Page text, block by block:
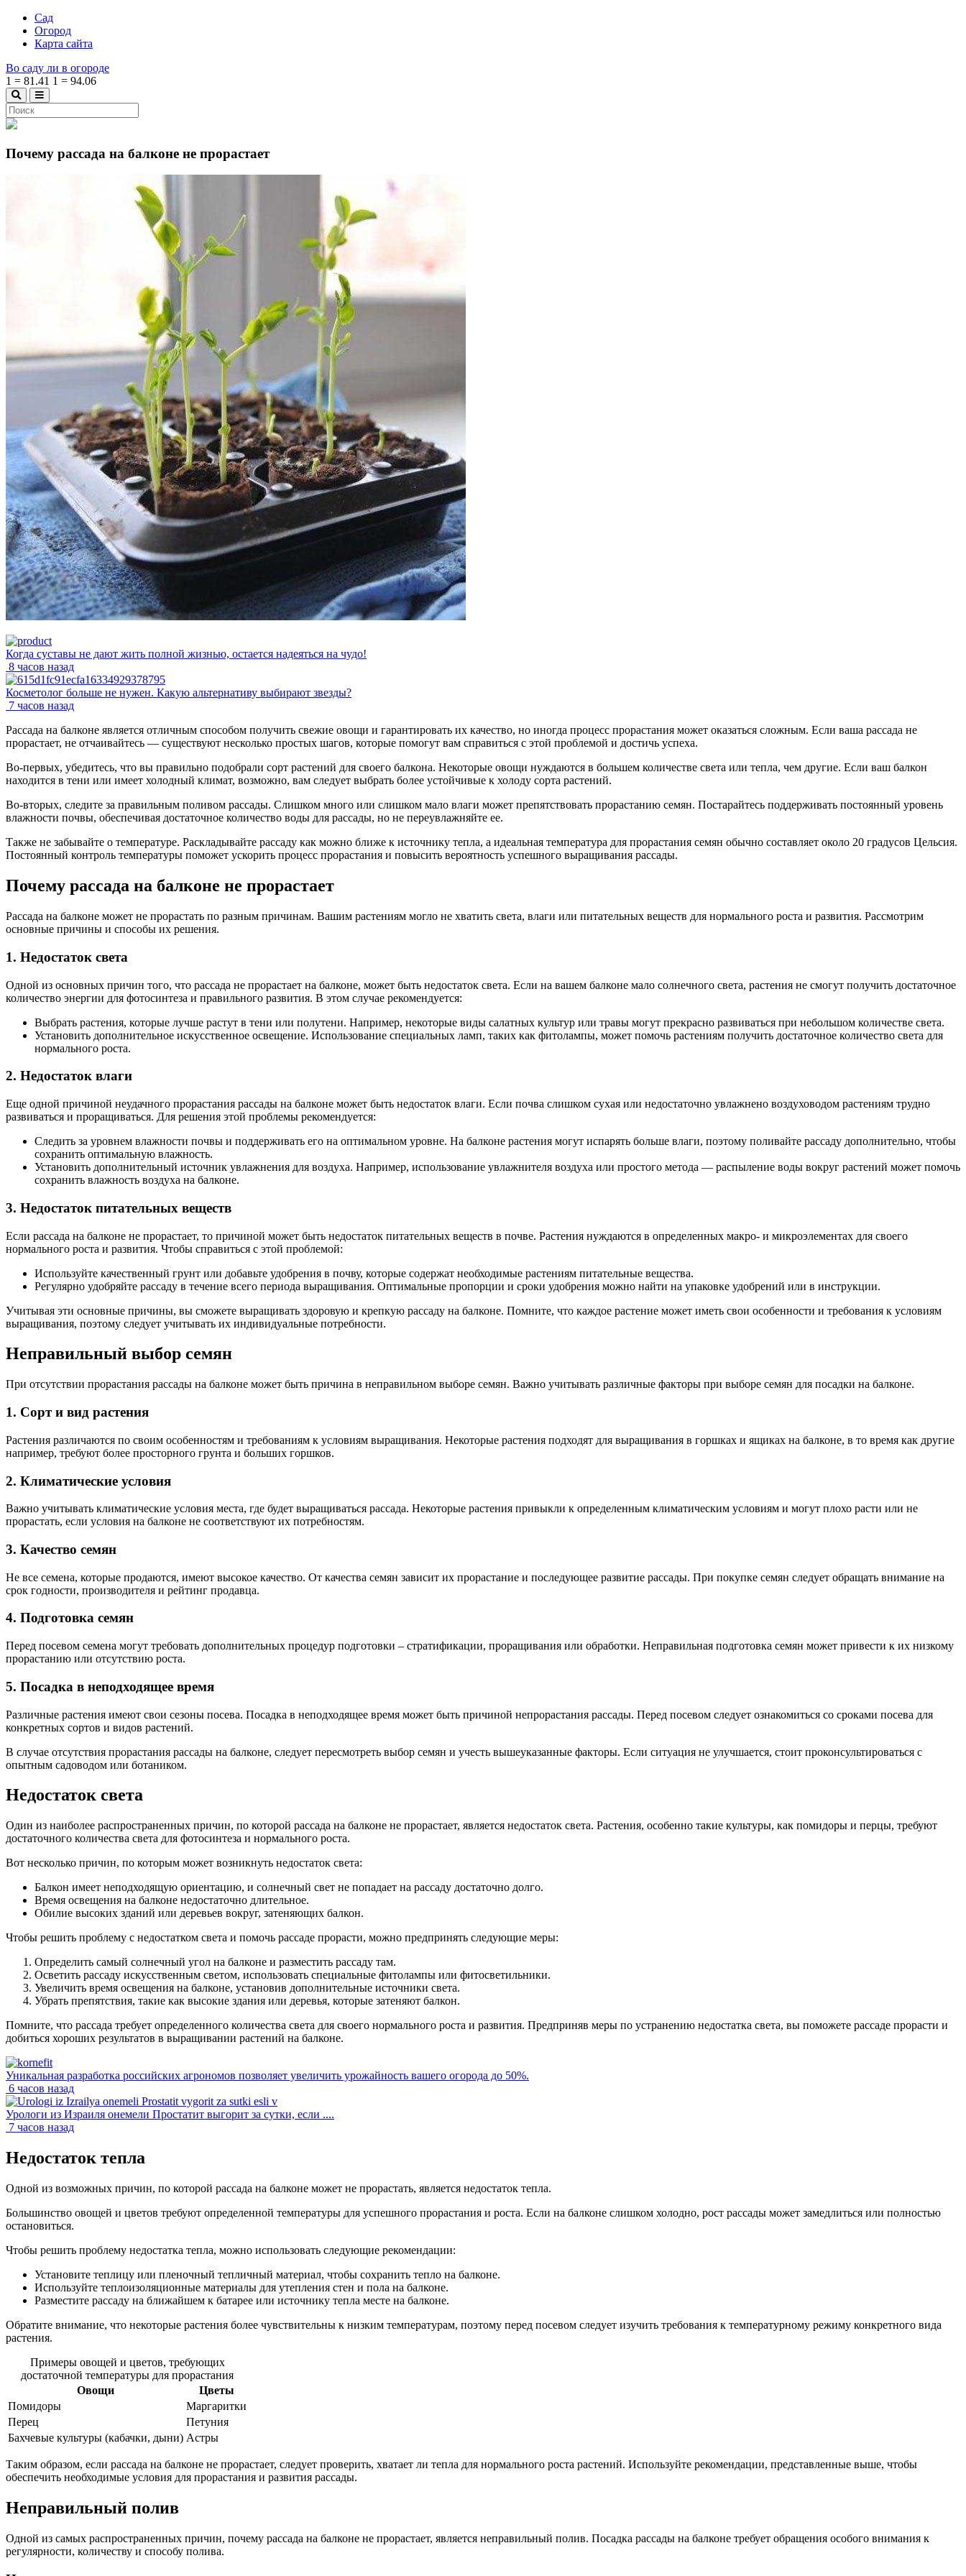
Сад
Огород
Карта сайта
Во саду ли в огороде
1 = 81.41 1 = 94.06
Почему рассада на балконе не прорастает
Когда суставы не дают жить полной жизнью, остается надеяться на чудо!
8 часов назад
Косметолог больше не нужен. Какую альтернативу выбирают звезды?
7 часов назад
Рассада на балконе является отличным способом получить свежие овощи и гарантировать их качество, но иногда процесс прорастания может оказаться сложным. Если ваша рассада не
прорастает, не отчаивайтесь — существуют несколько простых шагов, которые помогут вам справиться с этой проблемой и достичь успеха.
Во-первых, убедитесь, что вы правильно подобрали сорт растений для своего балкона. Некоторые овощи нуждаются в большем количестве света или тепла, чем другие. Если ваш балкон
находится в тени или имеет холодный климат, возможно, вам следует выбрать более устойчивые к холоду сорта растений.
Во-вторых, следите за правильным поливом рассады. Слишком много или слишком мало влаги может препятствовать прорастанию семян. Постарайтесь поддерживать постоянный уровень
влажности почвы, обеспечивая достаточное количество воды для рассады, но не переувлажняйте ее.
Также не забывайте о температуре. Раскладывайте рассаду как можно ближе к источнику тепла, а идеальная температура для прорастания семян обычно составляет около 20 градусов Цельсия.
Постоянный контроль температуры поможет ускорить процесс прорастания и повысить вероятность успешного выращивания рассады.
Почему рассада на балконе не прорастает
Рассада на балконе может не прорастать по разным причинам. Вашим растениям могло не хватить света, влаги или питательных веществ для нормального роста и развития. Рассмотрим
основные причины и способы их решения.
1. Недостаток света
Одной из основных причин того, что рассада не прорастает на балконе, может быть недостаток света. Если на вашем балконе мало солнечного света, растения не смогут получить достаточное
количество энергии для фотосинтеза и правильного развития. В этом случае рекомендуется:
Выбрать растения, которые лучше растут в тени или полутени. Например, некоторые виды салатных культур или травы могут прекрасно развиваться при небольшом количестве света.
Установить дополнительное искусственное освещение. Использование специальных ламп, таких как фитолампы, может помочь растениям получить достаточное количество света для
нормального роста.
2. Недостаток влаги
Еще одной причиной неудачного прорастания рассады на балконе может быть недостаток влаги. Если почва слишком сухая или недостаточно увлажнено воздуховодом растениям трудно
развиваться и проращиваться. Для решения этой проблемы рекомендуется:
Следить за уровнем влажности почвы и поддерживать его на оптимальном уровне. На балконе растения могут испарять больше влаги, поэтому поливайте рассаду дополнительно, чтобы
сохранить оптимальную влажность.
Установить дополнительный источник увлажнения для воздуха. Например, использование увлажнителя воздуха или простого метода — распыление воды вокруг растений может помочь
сохранить влажность воздуха на балконе.
3. Недостаток питательных веществ
Если рассада на балконе не прорастает, то причиной может быть недостаток питательных веществ в почве. Растения нуждаются в определенных макро- и микроэлементах для своего
нормального роста и развития. Чтобы справиться с этой проблемой:
Используйте качественный грунт или добавьте удобрения в почву, которые содержат необходимые растениям питательные вещества.
Регулярно удобряйте рассаду в течение всего периода выращивания. Оптимальные пропорции и сроки удобрения можно найти на упаковке удобрений или в инструкции.
Учитывая эти основные причины, вы сможете выращивать здоровую и крепкую рассаду на балконе. Помните, что каждое растение может иметь свои особенности и требования к условиям
выращивания, поэтому следует учитывать их индивидуальные потребности.
Неправильный выбор семян
При отсутствии прорастания рассады на балконе может быть причина в неправильном выборе семян. Важно учитывать различные факторы при выборе семян для посадки на балконе.
1. Сорт и вид растения
Растения различаются по своим особенностям и требованиям к условиям выращивания. Некоторые растения подходят для выращивания в горшках и ящиках на балконе, в то время как другие
например, требуют более просторного грунта и больших горшков.
2. Климатические условия
Важно учитывать климатические условия места, где будет выращиваться рассада. Некоторые растения привыкли к определенным климатическим условиям и могут плохо расти или не
прорастать, если условия на балконе не соответствуют их потребностям.
3. Качество семян
Не все семена, которые продаются, имеют высокое качество. От качества семян зависит их прорастание и последующее развитие рассады. При покупке семян следует обращать внимание на
срок годности, производителя и рейтинг продавца.
4. Подготовка семян
Перед посевом семена могут требовать дополнительных процедур подготовки – стратификации, проращивания или обработки. Неправильная подготовка семян может привести к их низкому
прорастанию или отсутствию роста.
5. Посадка в неподходящее время
Различные растения имеют свои сезоны посева. Посадка в неподходящее время может быть причиной непрорастания рассады. Перед посевом следует ознакомиться со сроками посева для
конкретных сортов и видов растений.
В случае отсутствия прорастания рассады на балконе, следует пересмотреть выбор семян и учесть вышеуказанные факторы. Если ситуация не улучшается, стоит проконсультироваться с
опытным садоводом или ботаником.
Недостаток света
Один из наиболее распространенных причин, по которой рассада на балконе не прорастает, является недостаток света. Растения, особенно такие культуры, как помидоры и перцы, требуют
достаточного количества света для фотосинтеза и нормального роста.
Вот несколько причин, по которым может возникнуть недостаток света:
Балкон имеет неподходящую ориентацию, и солнечный свет не попадает на рассаду достаточно долго.
Время освещения на балконе недостаточно длительное.
Обилие высоких зданий или деревьев вокруг, затеняющих балкон.
Чтобы решить проблему с недостатком света и помочь рассаде прорасти, можно предпринять следующие меры:
Определить самый солнечный угол на балконе и разместить рассаду там.
Осветить рассаду искусственным светом, использовать специальные фитолампы или фитосветильники.
Увеличить время освещения на балконе, установив дополнительные источники света.
Убрать препятствия, такие как высокие здания или деревья, которые затеняют балкон.
Помните, что рассада требует определенного количества света для своего нормального роста и развития. Предприняв меры по устранению недостатка света, вы поможете рассаде прорасти и
добиться хороших результатов в выращивании растений на балконе.
Уникальная разработка российских агрономов позволяет увеличить урожайность вашего огорода до 50%.
6 часов назад
Урологи из Израиля онемели Простатит выгорит за сутки, если ....
7 часов назад
Недостаток тепла
Одной из возможных причин, по которой рассада на балконе может не прорастать, является недостаток тепла.
Большинство овощей и цветов требуют определенной температуры для успешного прорастания и роста. Если на балконе слишком холодно, рост рассады может замедлиться или полностью
остановиться.
Чтобы решить проблему недостатка тепла, можно использовать следующие рекомендации:
Установите теплицу или пленочный тепличный материал, чтобы сохранить тепло на балконе.
Используйте теплоизоляционные материалы для утепления стен и пола на балконе.
Разместите рассаду на ближайшем к батарее или источнику тепла месте на балконе.
Обратите внимание, что некоторые растения более чувствительны к низким температурам, поэтому перед посевом следует изучить требования к температурному режиму конкретного вида
растения.
Примеры овощей и цветов, требующих
достаточной температуры для прорастания
Овощи
Цветы
Помидоры
Маргаритки
Перец
Петуния
Бахчевые культуры (кабачки, дыни) Астры
Таким образом, если рассада на балконе не прорастает, следует проверить, хватает ли тепла для нормального роста растений. Используйте рекомендации, представленные выше, чтобы
обеспечить необходимые условия для прорастания и развития рассады.
Неправильный полив
Одной из самых распространенных причин, почему рассада на балконе не прорастает, является неправильный полив. Посадка рассады на балконе требует обращения особого внимания к
регулярности, количеству и способу полива.